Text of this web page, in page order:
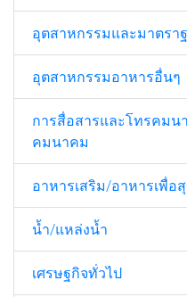
อุตสาหกรรมและมาตรา
อุตสาหกรรมอาหารอื่นๆ
การสื่อสารและโทรคม
คมนาคม
อาหารเสริม/อาหารเพื่อ
น้ำ/แหล่งน้ำ
เศรษฐกิจทั่วไป